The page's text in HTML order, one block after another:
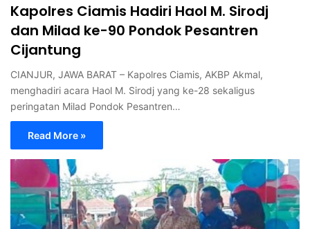
Kapolres Ciamis Hadiri Haol M. Sirodj
dan Milad ke-90 Pondok Pesantren
Cijantung
CIANJUR, JAWA BARAT – Kapolres Ciamis, AKBP Akmal,
menghadiri acara Haol M. Sirodj yang ke-28 sekaligus
peringatan Milad Pondok Pesantren…
Read More »